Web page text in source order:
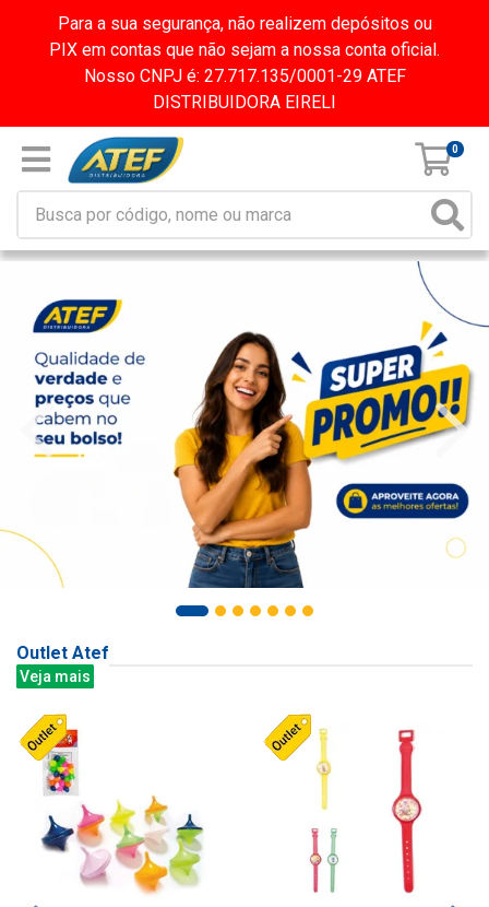
Para a sua segurança, não realizem depósitos ou
PIX em contas que não sejam a nossa conta oficial.
Nosso CNPJ é: 27.717.135/0001-29 ATEF
DISTRIBUIDORA EIRELI
0
Outlet Atef
Veja mais